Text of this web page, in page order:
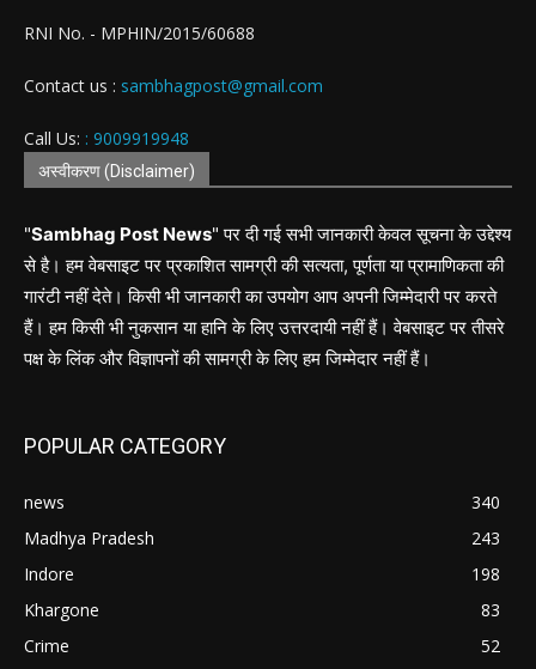
RNI No. - MPHIN/2015/60688
Contact us : sambhagpost@gmail.com
Call Us: : 9009919948
अस्वीकरण (Disclaimer)
"Sambhag Post News" पर दी गई सभी जानकारी केवल सूचना के उद्देश्य
से है। हम वेबसाइट पर प्रकाशित सामग्री की सत्यता, पूर्णता या प्रामाणिकता की
गारंटी नहीं देते। किसी भी जानकारी का उपयोग आप अपनी जिम्मेदारी पर करते
हैं। हम किसी भी नुकसान या हानि के लिए उत्तरदायी नहीं हैं। वेबसाइट पर तीसरे
पक्ष के लिंक और विज्ञापनों की सामग्री के लिए हम जिम्मेदार नहीं हैं।
POPULAR CATEGORY
news
340
Madhya Pradesh
243
Indore
198
Khargone
83
Crime
52